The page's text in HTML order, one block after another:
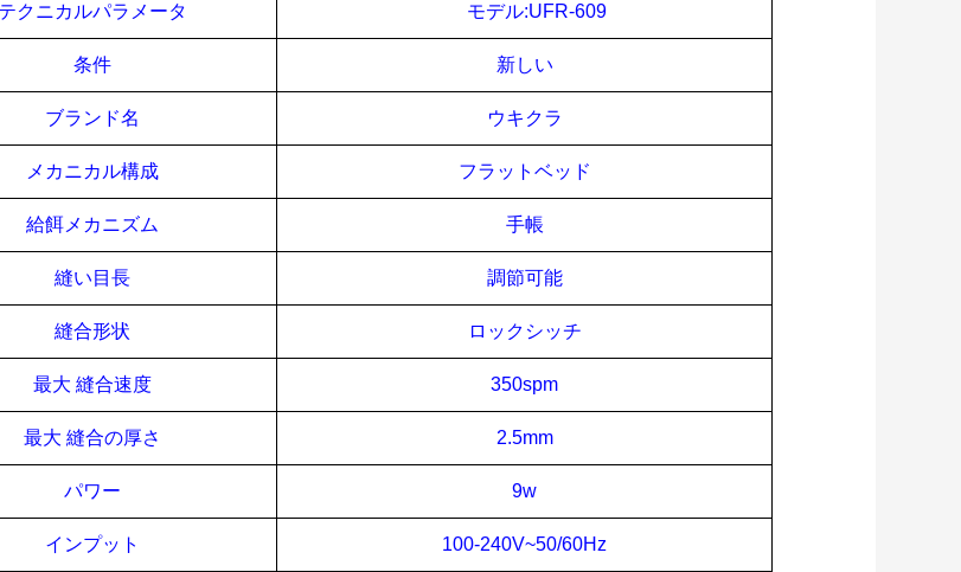
テクニカルパラメータ モデル:UFR-609
条件 新しい
ブランド名 ウキクラ
メカニカル構成 フラットベッド
給餌メカニズム 手帳
縫い目長 調節可能
縫合形状 ロックシッチ
最大 縫合速度 350spm
最大 縫合の厚さ 2.5mm
パワー 9w
インプット 100-240V~50/60Hz